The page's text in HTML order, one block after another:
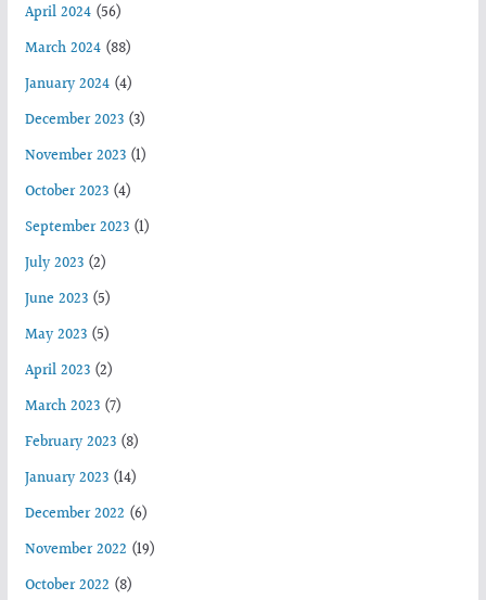
April 2024(56)
March 2024(88)
January 2024(4)
December 2023(3)
November 2023(1)
October 2023(4)
September 2023(1)
July 2023(2)
June 2023(5)
May 2023(5)
April 2023(2)
March 2023(7)
February 2023(8)
January 2023(14)
December 2022 (6)
November 2022 (19)
October 2022 (8)